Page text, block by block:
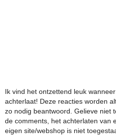
Ik vind het ontzettend leuk
achterlaat! Deze reacties worden
zo nodig beantwoord. Gelieve niet
de comments, het achterlaten van
eigen site/webshop is niet